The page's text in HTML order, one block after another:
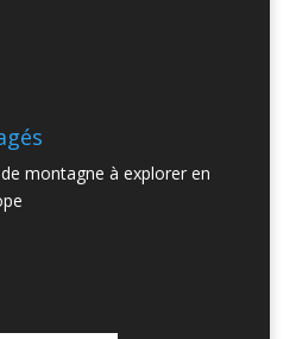
montagne à explorer en